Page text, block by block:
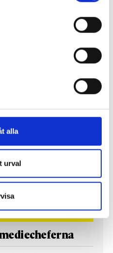
alla
urval
för redaktion
våra chefer